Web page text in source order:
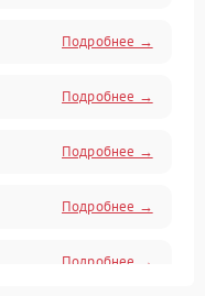
Подробнее →
Подробнее →
Подробнее →
Подробнее →
Подробнее →